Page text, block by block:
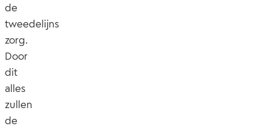
de
tweedelijns
zorg.
Door
dit
alles
zullen
de